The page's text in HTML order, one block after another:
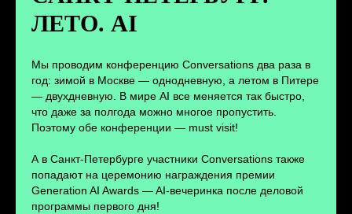
ЛЕТО. AI
Мы проводим конференцию Conversations два раза в
год: зимой в Москве — однодневную, а летом в Питере
— двухдневную. В мире AI все меняется так быстро,
что даже за полгода можно многое пропустить.
Поэтому обе конференции — must visit!
А в Санкт-Петербурге участники Conversations также
попадают на церемонию награждения премии
Generation AI Awards — AI-вечеринка после деловой
программы первого дня!